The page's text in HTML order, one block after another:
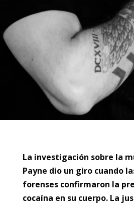
La investigación sobre la
Payne dio un giro cuando
forenses confirmaron la
cocaína en su cuerpo. La